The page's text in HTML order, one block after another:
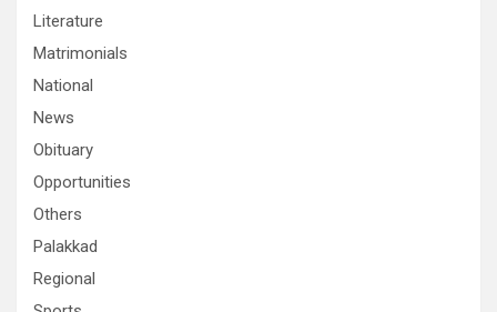
Literature
Matrimonials
National
News
Obituary
Opportunities
Others
Palakkad
Regional